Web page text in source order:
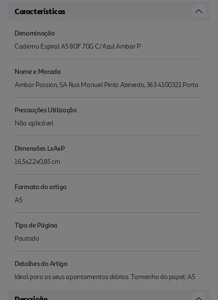
Características
Denominação
Caderno Espiral A5 80F 70G C/Azul Ambar P
Nome e Morada
Ambar Passion, SA Rua Manuel Pinto Azevedo, 363 4100321 Porto
Precauções Utilização
Não aplicável
Dimensões LxAxP
16,5x22x0,85 cm
Formato do artigo
A5
Tipo de Página
Pautado
Detalhes do Artigo
Ideal para os seus apontamentos diários. Tamanho do papel: A5